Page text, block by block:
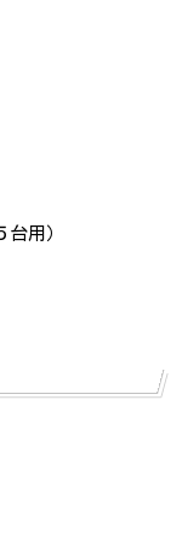
用）